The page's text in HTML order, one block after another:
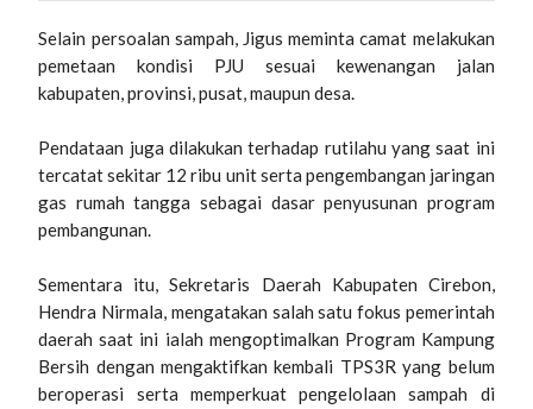
Selain persoalan sampah, Jigus meminta camat melakukan
pemetaan kondisi PJU sesuai kewenangan jalan
kabupaten, provinsi, pusat, maupun desa.
Pendataan juga dilakukan terhadap rutilahu yang saat ini
tercatat sekitar 12 ribu unit serta pengembangan jaringan
gas rumah tangga sebagai dasar penyusunan program
pembangunan.
Sementara itu, Sekretaris Daerah Kabupaten Cirebon,
Hendra Nirmala, mengatakan salah satu fokus pemerintah
daerah saat ini ialah mengoptimalkan Program Kampung
Bersih dengan mengaktifkan kembali TPS3R yang belum
beroperasi serta memperkuat pengelolaan sampah di